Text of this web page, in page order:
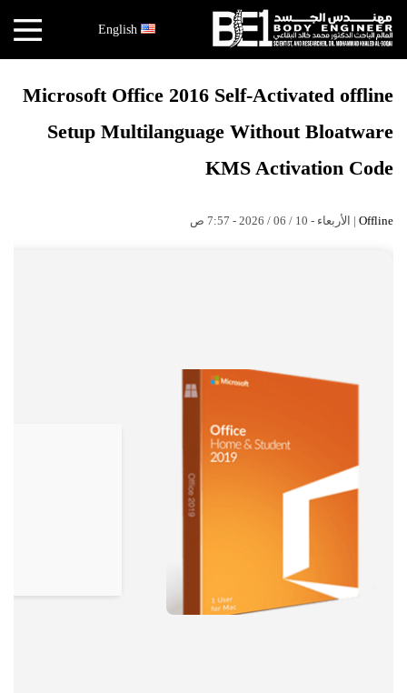
English ×
البقاعي
الأبحاث
العملية
النجاح
الدماغي
تمزق
Microsoft Office 2016 Self-Activated offline
Setup Multilanguage Without Bloatware
KMS Activation Code
Offline | الأربعاء - 10 / 06 / 2026 - 7:57 ص